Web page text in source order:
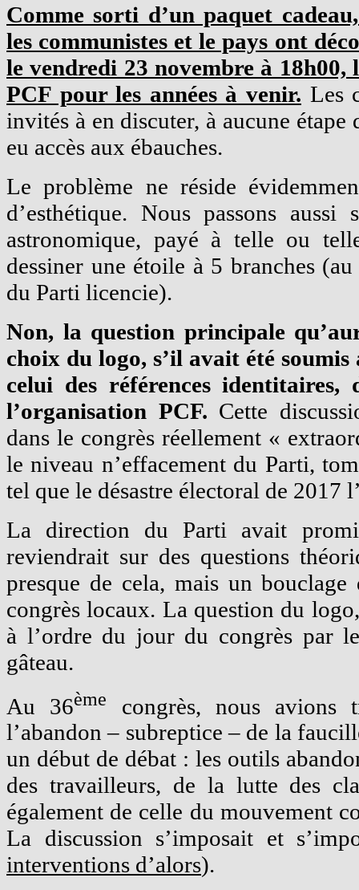
Comme sorti d’un paquet
les communistes et le pays ont
le vendredi 23 novembre à
PCF pour les années à venir. Les
invités à en discuter, à aucune étape
eu accès aux ébauches.
Le problème ne réside
d’esthétique. Nous passons
astronomique, payé à telle ou
dessiner une étoile à 5 branches
du Parti licencie).
Non, la question principale
choix du logo, s’il avait été soumis
celui des références
l’organisation PCF. Cette
dans le congrès réellement «
le niveau n’effacement du Parti,
tel que le désastre électoral de 2017
La direction du Parti avait
reviendrait sur des questions
presque de cela, mais un
congrès locaux. La question du
à l’ordre du jour du congrès par
gâteau.
Au 36ème
congrès, nous avions
l’abandon – subreptice – de la
un début de débat : les outils
des travailleurs, de la lutte des
également de celle du mouvement
La discussion s’imposait et
interventions d’alors).